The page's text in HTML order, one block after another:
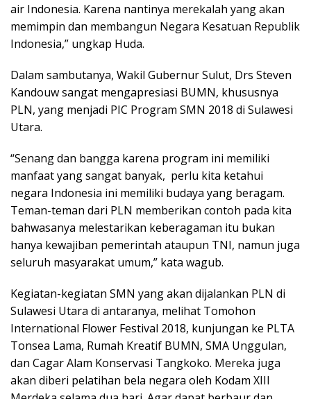
air Indonesia. Karena nantinya merekalah yang akan
memimpin dan membangun Negara Kesatuan Republik
Indonesia,” ungkap Huda.
Dalam sambutanya, Wakil Gubernur Sulut, Drs Steven
Kandouw sangat mengapresiasi BUMN, khususnya
PLN, yang menjadi PIC Program SMN 2018 di Sulawesi
Utara.
“Senang dan bangga karena program ini memiliki
manfaat yang sangat banyak, perlu kita ketahui
negara Indonesia ini memiliki budaya yang beragam.
Teman-teman dari PLN memberikan contoh pada kita
bahwasanya melestarikan keberagaman itu bukan
hanya kewajiban pemerintah ataupun TNI, namun juga
seluruh masyarakat umum,” kata wagub.
Kegiatan-kegiatan SMN yang akan dijalankan PLN di
Sulawesi Utara di antaranya, melihat Tomohon
International Flower Festival 2018, kunjungan ke PLTA
Tonsea Lama, Rumah Kreatif BUMN, SMA Unggulan,
dan Cagar Alam Konservasi Tangkoko. Mereka juga
akan diberi pelatihan bela negara oleh Kodam XIII